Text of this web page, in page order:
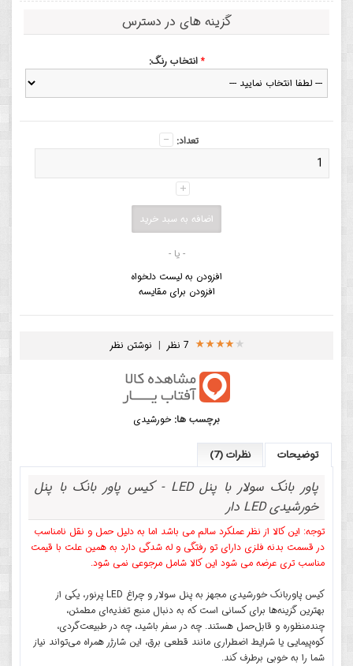
گزینه های در دسترس
* انتخاب رنگ:
تعداد:
- یا -
افزودن به لیست دلخواه
افزودن برای مقایسه
7 نظر | نوشتن نظر
برچسب ها: خورشیدی
توضیحات نظرات (7)
پاور بانک سولار با پنل LED - کیس پاور بانک با پنل
خورشیدی LED دار
توجه: این کالا از نظر عملکرد سالم می باشد اما به دلیل حمل و نقل نامناسب
در قسمت بدنه فلزی دارای تو رفتگی و له شدگی دارد به همین علت با قیمت
مناسب تری عرضه می شود این کالا شامل مرجوعی نمی شود.
کیس پاوربانک خورشیدی مجهز به پنل سولار و چراغ LED پرنور، یکی از
بهترین گزینه‌ها برای کسانی است که به دنبال منبع تغذیه‌ای مطمئن،
چندمنظوره و قابل‌حمل هستند. چه در سفر باشید، چه در طبیعت‌گردی،
کوه‌پیمایی یا شرایط اضطراری مانند قطعی برق، این شارژر همراه می‌تواند نیاز
شما را به خوبی برطرف کند.